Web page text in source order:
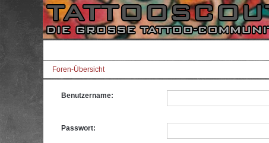
Foren-Übersicht
Benutzername:
Passwort: